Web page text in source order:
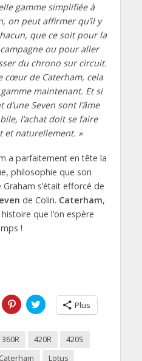
gamme simplifiée à
on peut affirmer qu’il y
que ce soit pour la
ou pour aller
du chrono sur circuit.
cœur de Caterham, cela
maintenant. Et si
Seven sont l’âme
l’achat doit se faire
et naturellement. »
a parfaitement en tête la
philosophie que son
s’était efforcé de
de Colin. Caterham,
que l’on espère
!
C
l
u
e
p
C
l
u
e
Plus
360R 420R
420S
Caterham
Lotus